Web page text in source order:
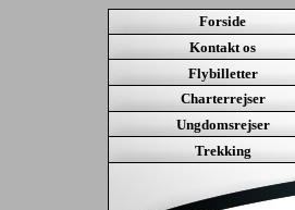
Forside
Kontakt os
Flybilletter
Charterrejser
Ungdomsrejser
Trekking